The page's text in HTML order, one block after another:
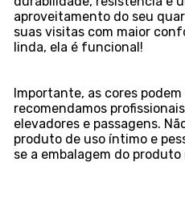
aproveitamento do seu
suas visitas com maior
linda, ela é funcional!
Importante, as cores
recomendamos
elevadores e passagens.
produto de uso íntimo e
se a embalagem do